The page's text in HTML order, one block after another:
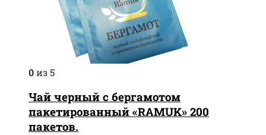
0из 5
Чай черный с бергамотом
пакетированный «RAMUK» 200
пакетов.